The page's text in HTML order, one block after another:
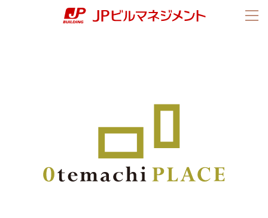
ページの先頭です。
ページ内移動用のリンクです。
ヘッダーメニューへ移動します。
ここからヘッダーメニューです。メ
MANAGED PROPERTIES
ヘッダーメニューはここまでです。
ページの終わりです。